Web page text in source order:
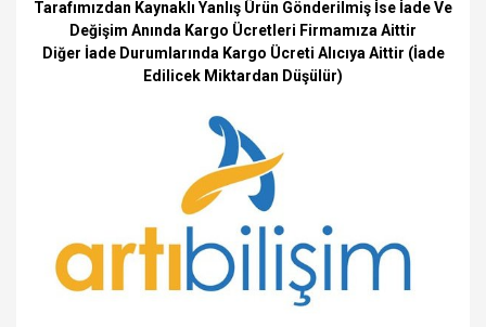
Tarafımızdan Kaynaklı Yanlış Ürün Gönderilmiş İse İade Ve
Değişim Anında Kargo Ücretleri Firmamıza Aittir
Diğer İade Durumlarında Kargo Ücreti Alıcıya Aittir (İade
Edilicek Miktardan Düşülür)